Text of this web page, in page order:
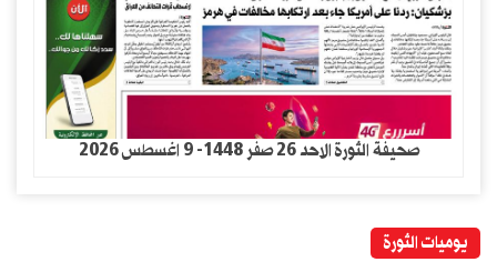
صحيفة الثورة الاحد 26 صفر 1448- 9 اغسطس 2026
يوميات الثورة